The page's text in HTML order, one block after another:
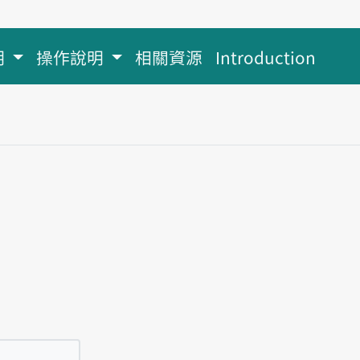
操作說明 相關資源 Introduction